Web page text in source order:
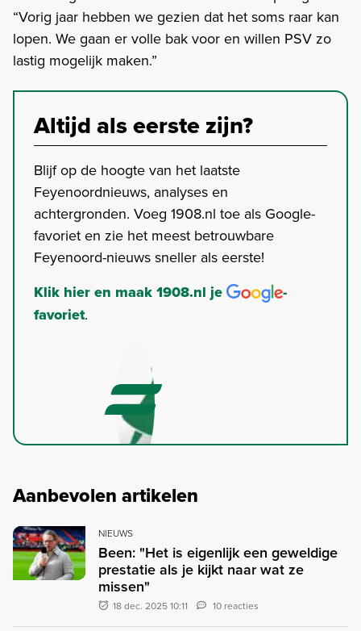
“Vorig jaar hebben we gezien dat het soms raar kan
lopen. We gaan er volle bak voor en willen PSV zo
lastig mogelijk maken.”
Altijd als eerste zijn?
Blijf op de hoogte van het laatste
Feyenoordnieuws, analyses en
achtergronden. Voeg 1908.nl toe als Google-
favoriet en zie het meest betrouwbare
Feyenoord-nieuws sneller als eerste!
Klik hier en maak 1908.nl je
-
favoriet.
Aanbevolen artikelen
NIEUWS
Been: "Het is eigenlijk een geweldige
prestatie als je kijkt naar wat ze
missen"
18 dec. 2025 10:11 10 reacties